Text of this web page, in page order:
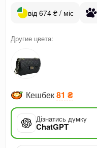
від 674 ₴ / міс
Другие цвета:
Кешбек81 ₴
Дізнатись думку
ChatGPT